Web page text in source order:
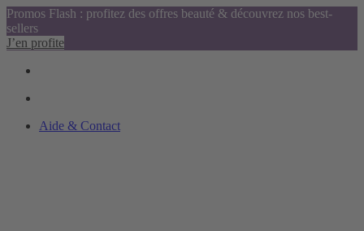
Promos Flash : profitez des offres beauté & découvrez nos best-
sellers
J’en profite
Aide & Contact